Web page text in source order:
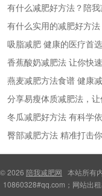
有什么减肥好方法？陪
有什么实用的减肥好方
吸脂减肥 健康的医疗首
香蕉酸奶减肥法 让你快
燕麦减肥方法食谱 健康
分享易瘦体质减肥法，
冬瓜减肥好方法 有科学
臀部减肥方法 精准打击
© 2026 陪我减肥网 本站所有
10860328#qq.com；网站出